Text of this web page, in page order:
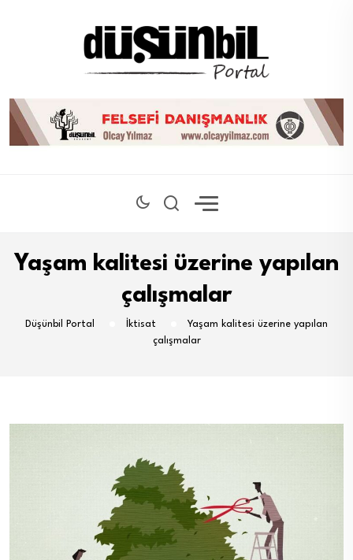
Yaşam kalitesi üzerine yapılan
çalışmalar
Düşünbil Portal İktisat
Yaşam kalitesi üzerine yapılan
çalışmalar